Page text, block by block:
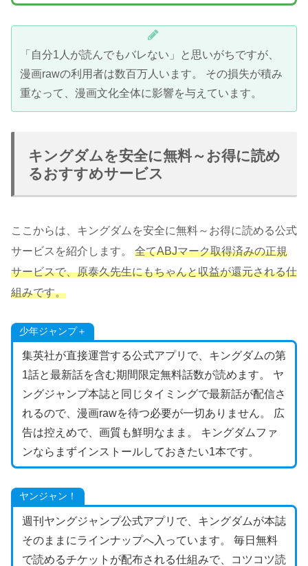
「自分1人が読んでもバレない」と思いがちですが、
漫画rawの利用者は数百万人います。 その損失が積み
重なって、漫画文化全体に影響を与えています。
キングダムを安全に無料～お得に読め
るおすすめサービス
ここからは、キングダムを安全に無料～お得に読める公式
サービスを紹介します。 全てABJマーク取得済みの正規
サービスで、原泰久先生にもちゃんと収益が還元される仕
組みです。
少年ジャンプ＋
集英社が直接運営する公式アプリで、キングダムの第
1話と最新話を含む期間限定無料話数が読めます。 ヤ
ングジャンプ本誌と同じタイミングで最新話が配信さ
れるので、漫画rawを待つ必要が一切ありません。 広
告は控えめで、画質も鮮明なまま。 キングダムファ
ンならまずインストールしておきたい1本です。
ヤンジャン！
週刊ヤングジャンプ公式アプリで、キングダムが本誌
そのままにラインナップへ入っています。 毎日無料
で読めるチケットが配布される仕組みで、コツコツ読